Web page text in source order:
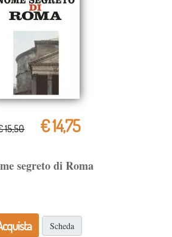
15,50 € 14,75
segreto di Roma
Scheda